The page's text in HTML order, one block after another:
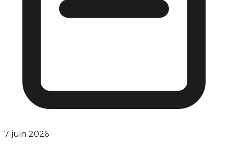
7 juin 2026